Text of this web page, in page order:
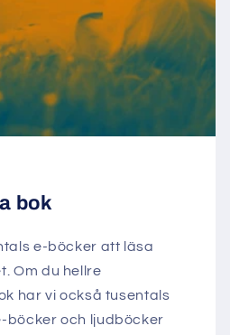
bok
e-böcker att läsa
Om du hellre
har vi också tusentals
böcker och ljudböcker